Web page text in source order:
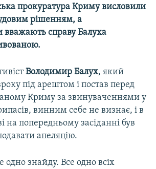
прокуратура Криму висловили
рішенням, а
вважають справу Балуха
Володимир Балух, який
під арештом і постав перед
Криму за звинуваченнями у
винним себе не визнає, і в
на попередньому засіданні був
апеляцію.
одно знайду. Все одно всіх